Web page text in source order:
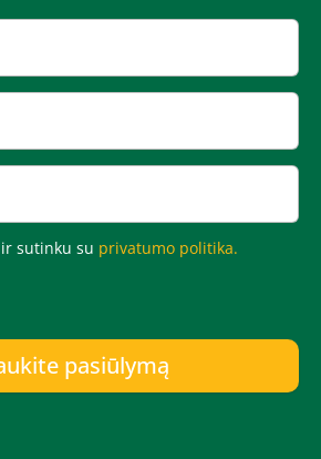
sutinku su privatumo politika.
pasiūlymą